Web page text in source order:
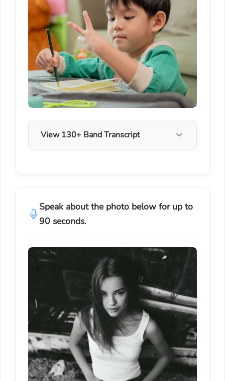
View 130+ Band Transcript
Speak about the photo below for up to
90 seconds.